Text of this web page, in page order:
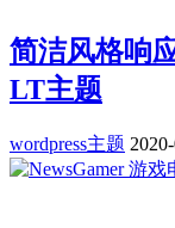
简洁风格响
LT主题
wordpress主题